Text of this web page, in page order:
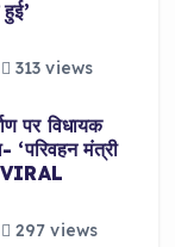
313 views
पर विधायक
‘परिवहन मंत्री
VIRAL
297 views